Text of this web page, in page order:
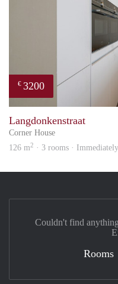
€ 3200
Langdonkenstraat
Corner House
126 m2 · 3 rooms ·
Couldn't find
Rooms